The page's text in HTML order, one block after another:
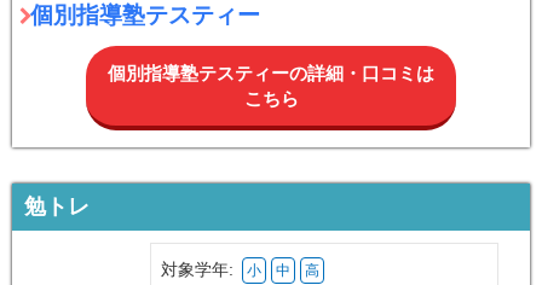
個別指導塾テスティー
個別指導塾テスティーの詳細・口コミは
こちら
勉トレ
対象学年: 小 中 高